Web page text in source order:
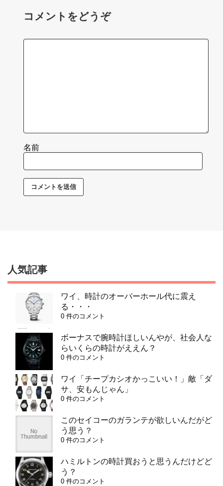
コメントをどうぞ
名前
人気記事
ワイ、時計のオーバーホール代に震え
る・・・
0 件のコメント
ボーナスで腕時計ほしいんやが、社会人な
らいくらの時計がええん？
0 件のコメント
ワイ「チープカシオかっこいい！」敵「ダ
サ、安もんじゃん」
0 件のコメント
このセイコーのガランテが欲しいんだがど
う思う？
0 件のコメント
ハミルトンの時計買おうと思うんだけどど
う？
0 件のコメント